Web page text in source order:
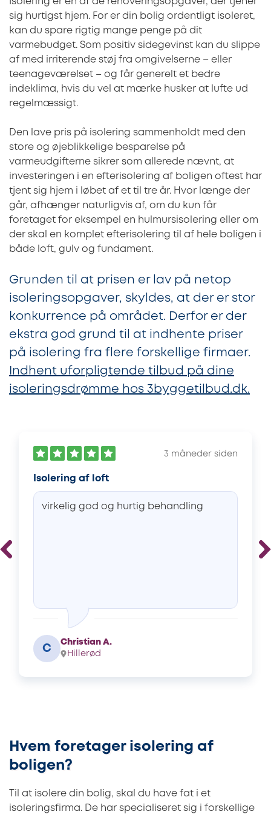
sig hurtigst hjem. For er din bolig ordentligt isoleret,
kan du spare rigtig mange penge på dit
varmebudget. Som positiv sidegevinst kan du slippe
af med irriterende støj fra omgivelserne – eller
teenageværelset – og får generelt et bedre
indeklima, hvis du vel at mærke husker at lufte ud
regelmæssigt.
Den lave pris på isolering sammenholdt med den
store og øjeblikkelige besparelse på
varmeudgifterne sikrer som allerede nævnt, at
investeringen i en efterisolering af boligen oftest har
tjent sig hjem i løbet af et til tre år. Hvor længe der
går, afhænger naturligvis af, om du kun får
foretaget for eksempel en hulmursisolering eller om
der skal en komplet efterisolering til af hele boligen i
både loft, gulv og fundament.
Grunden til at prisen er lav på netop
isoleringsopgaver, skyldes, at der er stor
konkurrence på området. Derfor er der
ekstra god grund til at indhente priser
på isolering fra flere forskellige firmaer.
Indhent uforpligtende tilbud på dine
isoleringsdrømme hos 3byggetilbud.dk.
3 måneder siden
Isolering af loft
virkelig god og hurtig behandling
C
Christian A.
Hillerød
Hvem foretager isolering af
boligen?
Til at isolere din bolig, skal du have fat i et
isoleringsfirma. De har specialiseret sig i forskellige